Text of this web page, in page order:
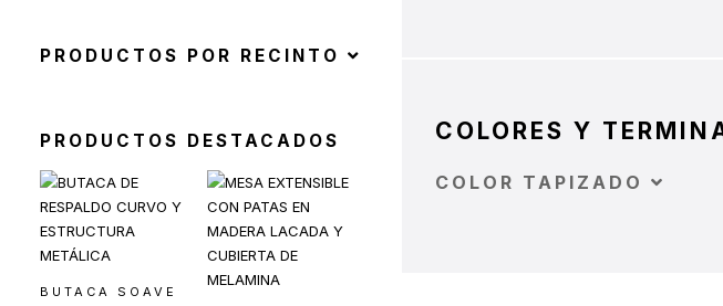
COLORES Y
COLOR TAPIZADO
Toldos y Sombrillas(2)
Sillas de Exterior sin
Apoyabrazos
Sillas de Exterior con
PRODUCTOS POR RECINTO
PRODUCTOS DESTACADOS
BUTACA SOAVE